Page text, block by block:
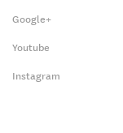
Google+
Youtube
Instagram